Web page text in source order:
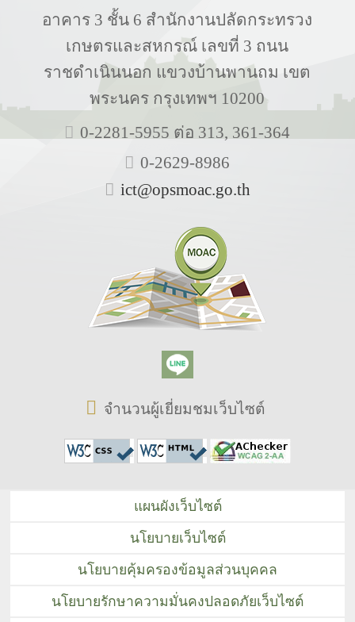
อาคาร 3 ชั้น 6 สำนักงานปลัดกระทรวง
เกษตรและสหกรณ์ เลขที่ 3 ถนน
ราชดำเนินนอก แขวงบ้านพานถม เขต
พระนคร กรุงเทพฯ 10200
0-2281-5955 ต่อ 313, 361-364
0-2629-8986
ict@opsmoac.go.th
จำนวนผู้เยี่ยมชมเว็บไซต์
แผนผังเว็บไซต์
นโยบายเว็บไซต์
นโยบายคุ้มครองข้อมูลส่วนบุคคล
นโยบายรักษาความมั่นคงปลอดภัยเว็บไซต์